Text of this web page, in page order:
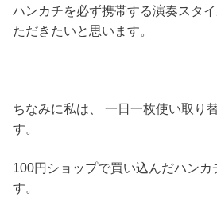
ハンカチを必ず携帯する演奏スタ
ただきたいと思います。
ちなみに私は、 一日一枚使い取り
す。
100円ショップで買い込んだハンカ
す。